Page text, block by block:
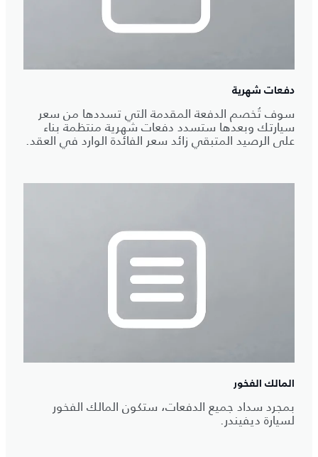
دفعات شهرية
سوف تُخصم الدفعة المقدمة التي تسددها من سعر
سيارتك وبعدها ستسدد دفعات شهرية منتظمة بناء
على الرصيد المتبقي زائد سعر الفائدة الوارد في العقد.
المالك الفخور
بمجرد سداد جميع الدفعات، ستكون المالك الفخور
لسيارة ديفيندر.